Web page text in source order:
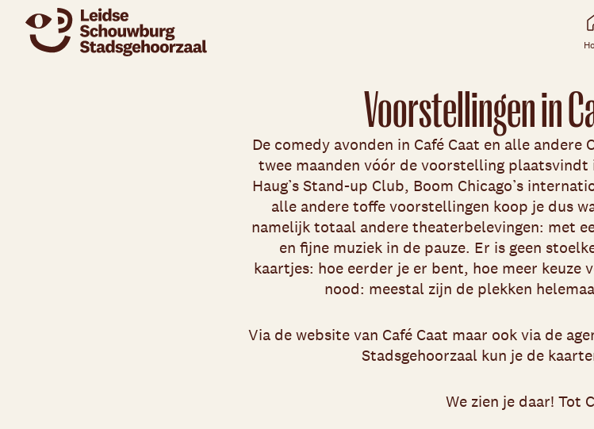
Skip navigatie
Voorstellingen in
De comedy avonden in Café Caat en alle
twee maanden vóór de voorstelling
Haug’s Stand-up Club, Boom Chicago’s
alle andere toffe voorstellingen koop je dus
namelijk totaal andere theaterbelevingen: met
en fijne muziek in de pauze. Er is geen
kaartjes: hoe eerder je er bent, hoe meer keuze
nood: meestal zijn de plekken
Via de website van Café Caat maar ook via de
Stadsgehoorzaal kun je de
We zien je daar! Tot